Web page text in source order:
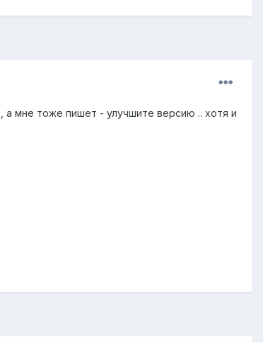
а мне тоже пишет - улучшите версию .. хотя и